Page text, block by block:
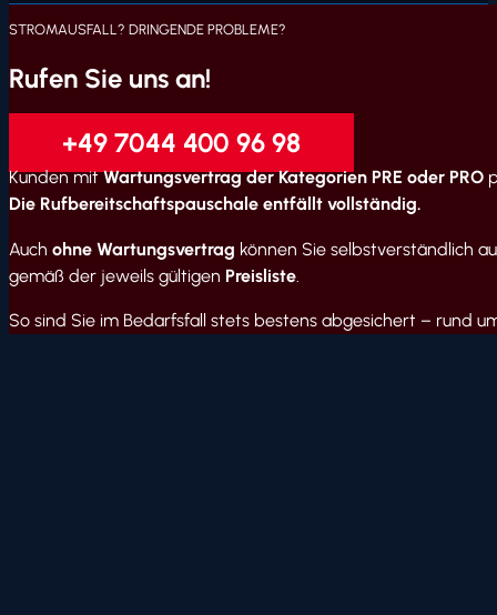
Rufen Sie uns an!
STROMAUSFALL? DRINGENDE PROBLEME?
+49 7044 400 96 98
Kunden mitWartungsvertrag der Kategorien PRE oder PRO
Die Rufbereitschaftspauschale entfällt vollständig.
Auch ohne Wartungsvertrag können Sie selbstverständlich
gemäß der jeweils gültigen Preisliste
So sind Sie im Bedarfsfall stets bestens abgesichert – rund